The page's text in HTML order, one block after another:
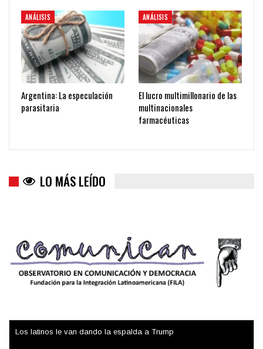
ANÁLISIS
Argentina: La especulación
parasitaria
ANÁLISIS
El lucro multimillonario de las
multinacionales
farmacéuticas
LO MÁS LEÍDO
Los latinos le van dando la espalda a Trump